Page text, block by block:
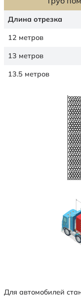
Длина отрезка
12 метров
13 метров
13.5 метров
Для автомобилей